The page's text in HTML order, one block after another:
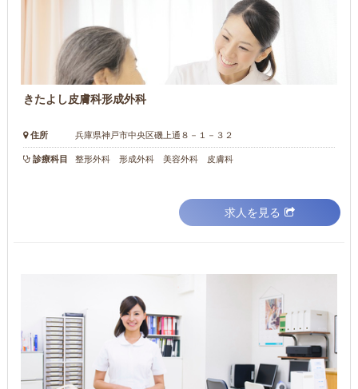
きたよし皮膚科形成外科
住所 兵庫県神戸市中央区磯上通８－１－３２
診療科目 整形外科 形成外科 美容外科 皮膚科
求人を見る